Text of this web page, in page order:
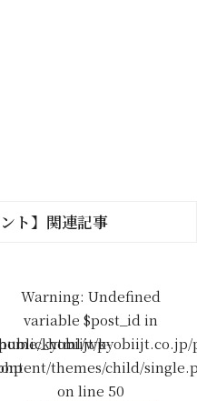
ト】関連記事
wp-
Warning: Undefined
variable $post_id in
kyobiijt/
themes/child/
on line 50